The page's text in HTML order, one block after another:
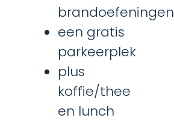
brandoefeningen
een gratis
parkeerplek
plus
koffie/thee
en lunch